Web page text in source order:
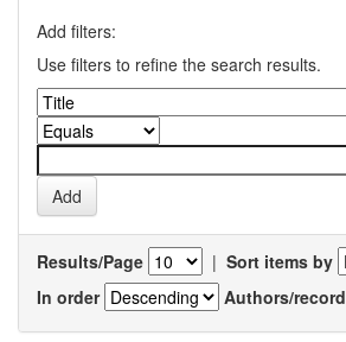
Add filters:
Use filters to refine the search results.
Results/Page | Sort items by
In order
Authors/record